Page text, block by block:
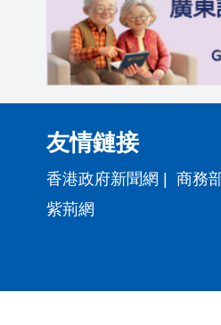
友情鏈接
香港政府新聞網 商務
紫荊網